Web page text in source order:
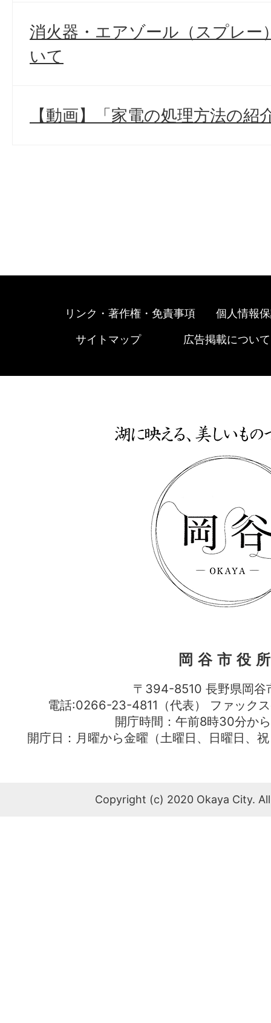
消火器・エアゾール（スプレー
いて
【動画】「家電の処理方法の紹
リンク・著作権・免責事項 個人情報
サイトマップ 広告掲載について
岡谷市役
〒394-8510 長野県岡谷
電話:0266-23-4811（代表） ファッ
開庁時間：午前8時30分か
開庁日：月曜から金曜（土曜日、日曜日、
Copyright (c) 2020 Okaya City.